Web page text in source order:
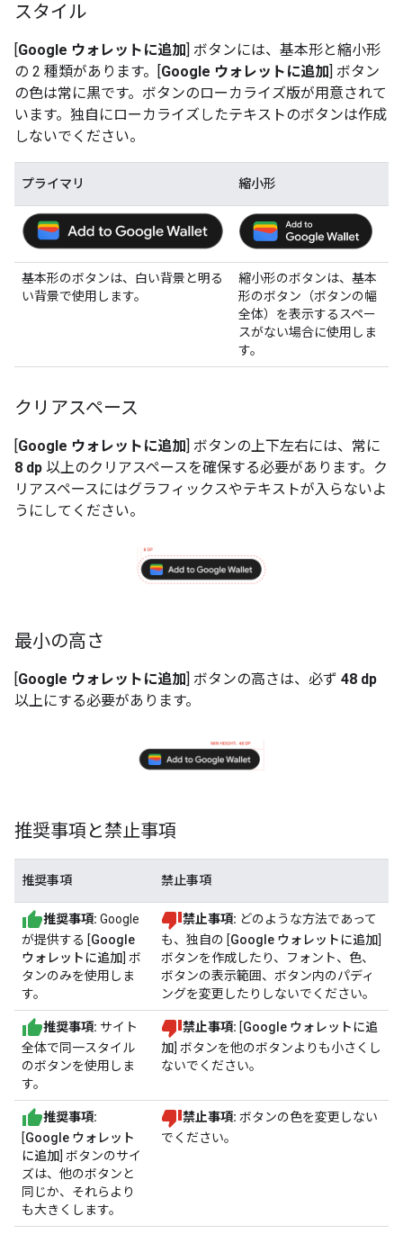
スタイル
[Google ウォレットに追加] ボタンには、基本形と縮小形
の 2 種類があります。[Google ウォレットに追加] ボタン
の色は常に黒です。ボタンのローカライズ版が用意されて
います。独自にローカライズしたテキストのボタンは作成
しないでください。
プライマリ 縮小形
基本形のボタンは、白い背景と明る
い背景で使用します。
縮小形のボタンは、基本
形のボタン（ボタンの幅
全体）を表示するスペー
スがない場合に使用しま
す。
クリアスペース
[Google ウォレットに追加] ボタンの上下左右には、常に
8 dp 以上のクリアスペースを確保する必要があります。ク
リアスペースにはグラフィックスやテキストが入らないよ
うにしてください。
最小の高さ
[Google ウォレットに追加] ボタンの高さは、必ず 48 dp
以上にする必要があります。
推奨事項と禁止事項
推奨事項 禁止事項
推奨事項: Google
が提供する [Google
ウォレットに追加] ボ
タンのみを使用しま
す。
禁止事項: どのような方法であって
も、独自の [Google ウォレットに追加]
ボタンを作成したり、フォント、色、
ボタンの表示範囲、ボタン内のパディ
ングを変更したりしないでください。
推奨事項: サイト
全体で同一スタイル
のボタンを使用しま
す。
禁止事項: [Google ウォレットに追
加] ボタンを他のボタンよりも小さくし
ないでください。
推奨事項:
[Google ウォレット
に追加] ボタンのサイ
ズは、他のボタンと
同じか、それらより
も大きくします。
禁止事項: ボタンの色を変更しない
でください。